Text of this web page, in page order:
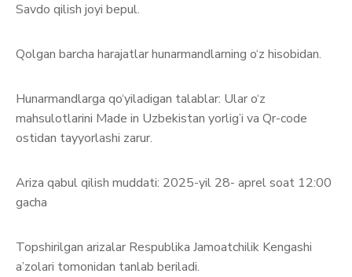
Savdo qilish joyi bepul.
Qolgan barcha harajatlar hunarmandlarning o‘z hisobidan.
Hunarmandlarga qo‘yiladigan talablar: Ular o‘z
mahsulotlarini Made in Uzbekistan yorlig’i va Qr-code
ostidan tayyorlashi zarur.
Ariza qabul qilish muddati: 2025-yil 28- aprel soat 12:00
gacha
Topshirilgan arizalar Respublika Jamoatchilik Kengashi
a’zolari tomonidan tanlab beriladi.